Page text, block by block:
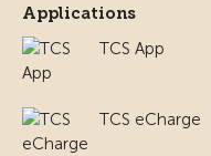
Applications
TCS App
TCS eCharge